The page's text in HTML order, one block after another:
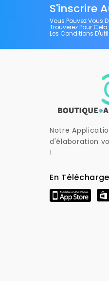
S'inscrire
Vous Pouvez Vous
Trouverez Pour
Les Conditions
Notre
d'élaboration
!
En